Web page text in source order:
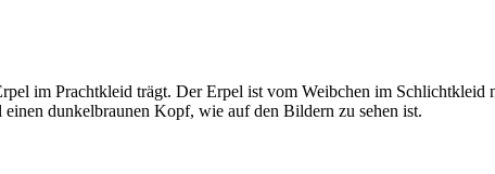
im Prachtkleid trägt. Der Erpel ist vom Weibchen im Schlichtkleid
dunkelbraunen Kopf, wie auf den Bildern zu sehen ist.